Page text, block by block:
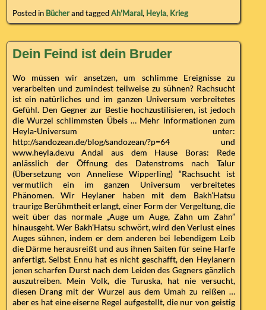
Posted in Bücherand taggedAh'Maral, Heyla, Krieg
Dein Feind ist dein Bruder
Wo müssen wir ansetzen, um schlimme Ereignisse zu
verarbeiten und zumindest teilweise zu sühnen? Rachsucht
ist ein natürliches und im ganzen Universum verbreitetes
Gefühl. Den Gegner zur Bestie hochzustilisieren, ist jedoch
die Wurzel schlimmsten Übels … Mehr Informationen zum
Heyla-Universum unter:
http://sandozean.de/blog/sandozean/?p=64 und
www.heyla.de.vu Andal aus dem Hause Boras: Rede
anlässlich der Öffnung des Datenstroms nach Talur
(Übersetzung von Anneliese Wipperling) “Rachsucht ist
vermutlich ein im ganzen Universum verbreitetes
Phänomen. Wir Heylaner haben mit dem Bakh’Hatsu
traurige Berühmtheit erlangt, einer Form der Vergeltung, die
weit über das normale „Auge um Auge, Zahn um Zahn”
hinausgeht. Wer Bakh’Hatsu schwört, wird den Verlust eines
Auges sühnen, indem er dem anderen bei lebendigem Leib
die Därme herausreißt und aus ihnen Saiten für seine Harfe
anfertigt. Selbst Ennu hat es nicht geschafft, den Heylanern
jenen scharfen Durst nach dem Leiden des Gegners gänzlich
auszutreiben. Mein Volk, die Turuska, hat nie versucht,
diesen Drang mit der Wurzel aus dem Umah zu reißen …
aber es hat eine eiserne Regel aufgestellt, die nur von geistig